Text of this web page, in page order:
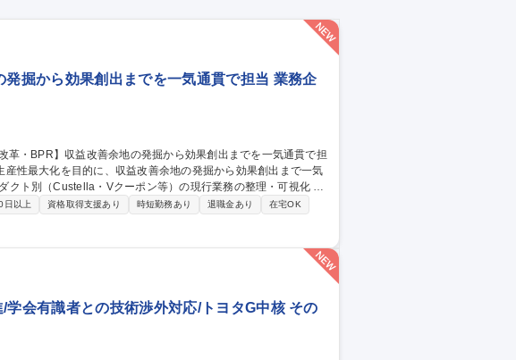
発掘から効果創出までを一気通貫で担当 業務企
の検討 ■理想像実現に向けたロードマップ作成および抜本的な業
ス最適化・要件定義 ■社内外関係者との調整・合意形成および
種 【業務改革・BPR】収益改善余地の発掘から効果創出までを一気通貫で担当
日以上 資格取得支援あり 時短勤務あり 退職金あり
在宅OK
学会有識者との技術渉外対応/トヨタG中核 その